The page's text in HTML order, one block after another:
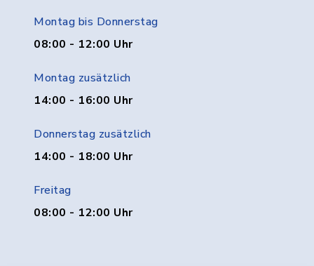
Montag bis Donnerstag
08:00 - 12:00 Uhr
Montag zusätzlich
14:00 - 16:00 Uhr
Donnerstag zusätzlich
14:00 - 18:00 Uhr
Freitag
08:00 - 12:00 Uhr